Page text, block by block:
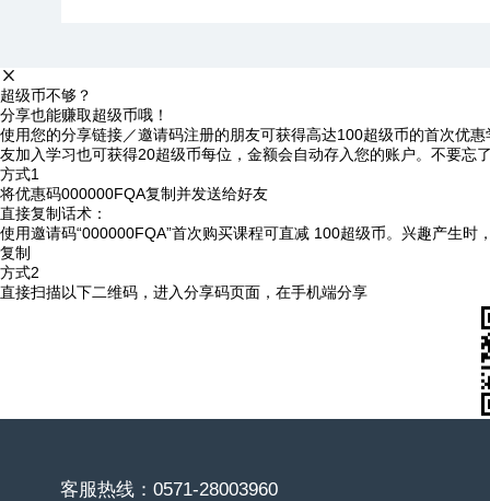
超级币不够？
分享也能赚取超级币哦！
使用您的分享链接／邀请码注册的朋友可获得高达100超级币的首次优
友加入学习也可获得20超级币每位，金额会自动存入您的账户。不要忘
方式1
将优惠码000000FQA复制并发送给好友
直接复制话术：
使用邀请码“000000FQA”首次购买课程可直减 100超级币。兴趣产生时
复制
方式2
直接扫描以下二维码，进入分享码页面，在手机端分享
客服热线：0571-28003960